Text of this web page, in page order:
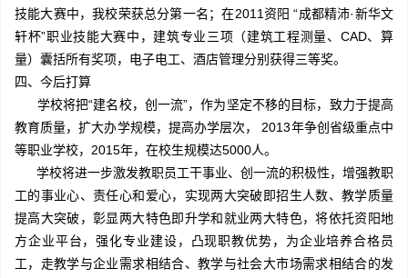
技能大赛中，我校荣获总分第一名；在2011资阳 “成都精沛·新华文
轩杯”职业技能大赛中，建筑专业三项（建筑工程测量、CAD、算
量）囊括所有奖项，电子电工、酒店管理分别获得三等奖。
四、今后打算
学校将把“建名校，创一流”，作为坚定不移的目标，致力于提高
教育质量，扩大办学规模，提高办学层次， 2013年争创省级重点中
等职业学校，2015年，在校生规模达5000人。
学校将进一步激发教职员工干事业、创一流的积极性，增强教职
工的事业心、责任心和爱心，实现两大突破即招生人数、教学质量
提高大突破，彰显两大特色即升学和就业两大特色，将依托资阳地
方企业平台，强化专业建设，凸现职教优势，为企业培养合格员
工，走教学与企业需求相结合、教学与社会大市场需求相结合的发